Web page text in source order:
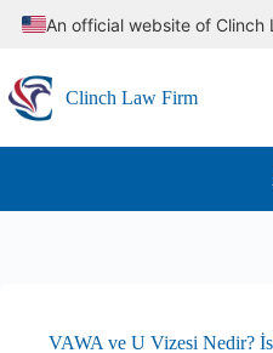
An official website of Clinch
Clinch Law Firm
VAWA ve U Vizesi Nedir?